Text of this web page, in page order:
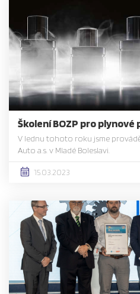
Školení BOZP pro plynové
V lednu tohoto roku jsme
Auto a.s. v Mladé Boleslavi.
15.03.2023